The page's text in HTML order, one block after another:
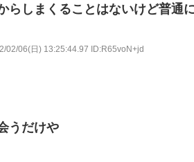
らしまくることはないけど普通
02/06(日) 13:25:44.97 ID:R65voN+jd
うだけや